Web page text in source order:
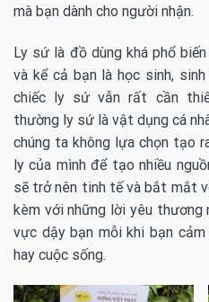
mà bạn dành cho người nhận.
Ly sứ là đồ dùng khá phổ
và kể cả bạn là học sinh,
chiếc ly sứ vẫn rất cần
thường ly sứ là vật dụng cá
chúng ta không lựa chọn tạo
ly của mình để tạo nhiều
sẽ trở nên tinh tế và bắt mắt
kèm với những lời yêu
vực dậy bạn mỗi khi bạn
hay cuộc sống.